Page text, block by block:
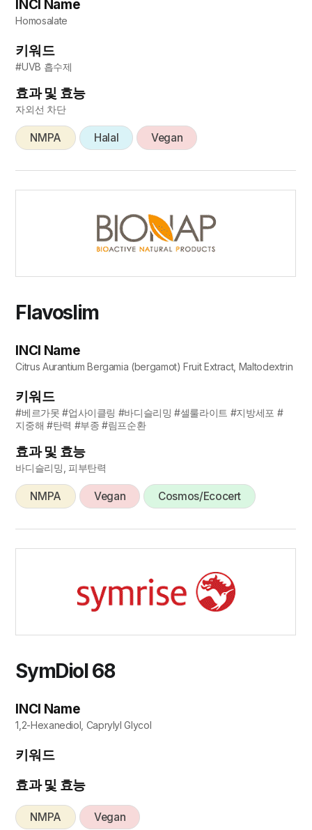
INCI Name
Homosalate
키워드
#UVB 흡수제
효과 및 효능
자외선 차단
NMPA Halal Vegan
Flavoslim
INCI Name
Citrus Aurantium Bergamia (bergamot) Fruit Extract, Maltodextrin
키워드
#베르가못 #업사이클링 #바디슬리밍 #셀룰라이트 #지방세포 #
지중해 #탄력 #부종 #림프순환
효과 및 효능
바디슬리밍, 피부탄력
NMPA Vegan Cosmos/Ecocert
SymDiol 68
INCI Name
1,2-Hexanediol, Caprylyl Glycol
키워드
효과 및 효능
NMPA Vegan